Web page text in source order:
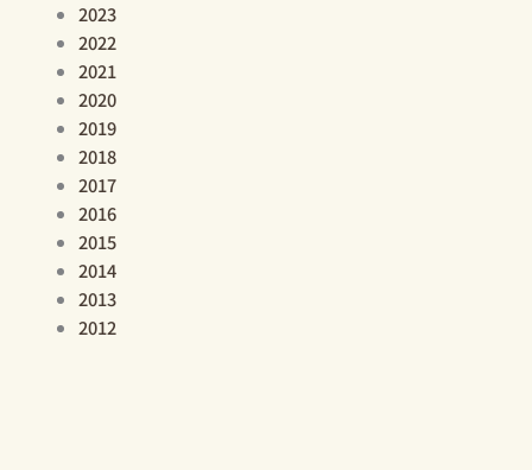
2023
2022
2021
2020
2019
2018
2017
2016
2015
2014
2013
2012